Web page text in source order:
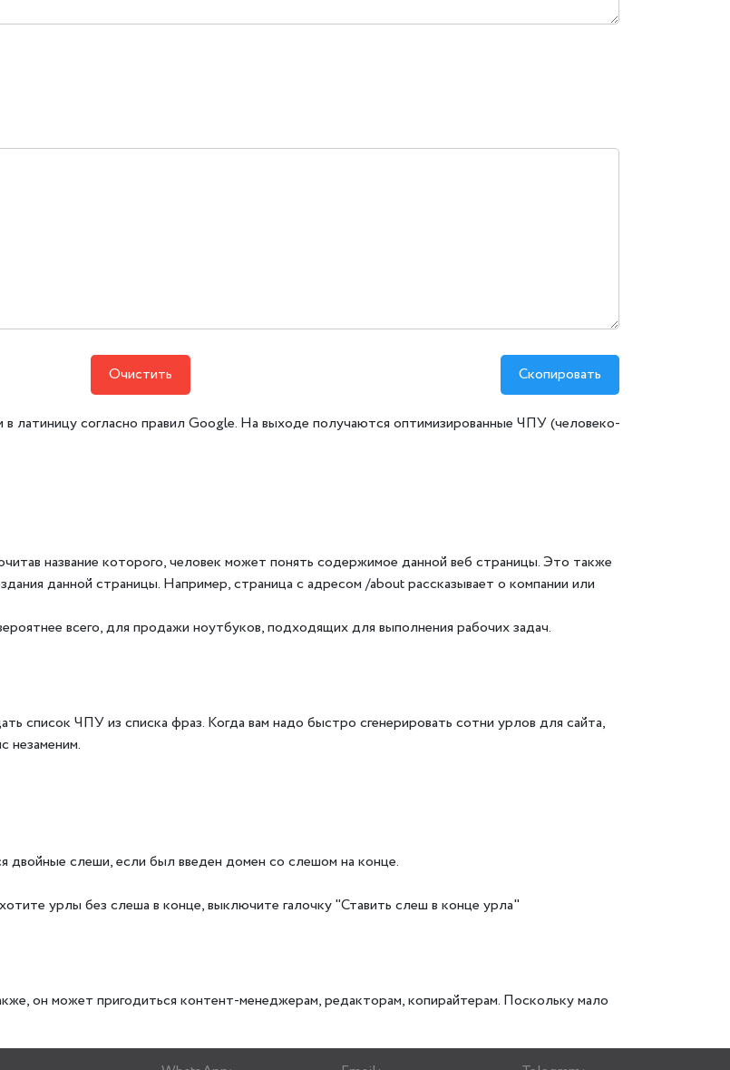
Очистить Скопировать
в латиницу согласно правил Google. На выходе получаются оптимизированные ЧПУ (человеко-
название которого, человек может понять содержимое данной веб страницы. Это также
данной страницы. Например, страница с адресом /about рассказывает о компании или
всего, для продажи ноутбуков, подходящих для выполнения рабочих задач.
список ЧПУ из списка фраз. Когда вам надо быстро сгенерировать сотни урлов для сайта,
незаменим.
двойные слеши, если был введен домен со слешом на конце.
урлы без слеша в конце, выключите галочку "Ставить слеш в конце урла"
он может пригодиться контент-менеджерам, редакторам, копирайтерам. Поскольку мало